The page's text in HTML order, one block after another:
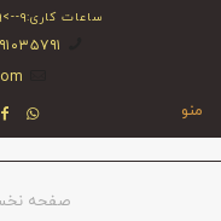
ساعات کاری:۹-->۱۹ روزهای کاری شنبه --> ۴شنبه
۰۲۱-
منو
صفحه